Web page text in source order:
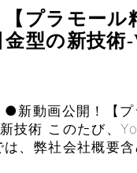
プラモール
金型の新技術
新動画公開！【
技術 このたび、
、弊社会社概要